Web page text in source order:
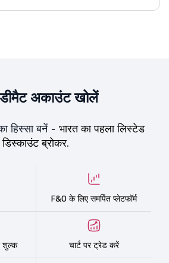
अकाउंट खोलें
हिस्सा बनें - भारत का पहला लिस्टेड
डिस्काउंट ब्रोकर.
F&O के लिए समर्पित प्लेटफॉर्म
शुल्क चार्ट पर ट्रेड करें